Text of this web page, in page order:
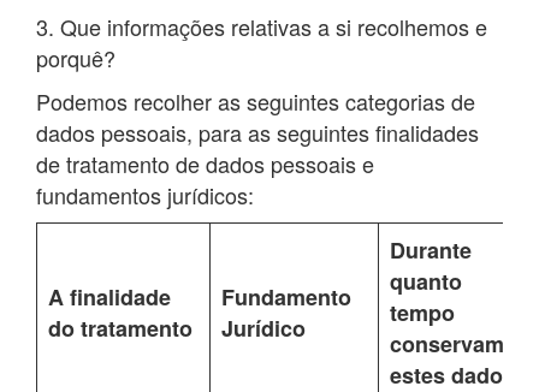
3. Que informações relativas a si recolhemos e
porquê?
Podemos recolher as seguintes categorias de
dados pessoais, para as seguintes finalidades
de tratamento de dados pessoais e
fundamentos jurídicos:
A finalidade
do tratamento
Fundamento
Jurídico
Durante
quanto
tempo
conservamos
estes dados?